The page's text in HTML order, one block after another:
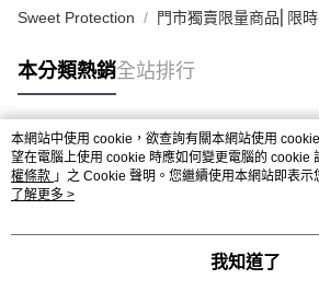
Sweet Protection 門市獨賣限量商品⎜限
本分類熱銷全站排行
熱門標籤
本網站中使用 cookie，欲查詢有關本網站使用
望在電腦上使用 cookie 時應如何變更電腦的 cookie
權條款 」之 Cookie 聲明。您繼續使用本網站即表
用條款之 Cookie 聲明使用 cookie。
了解更多 >
我知道了